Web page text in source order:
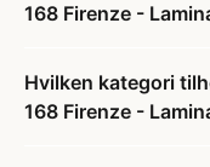
168 Firenze -
Hvilken kategori
168 Firenze -